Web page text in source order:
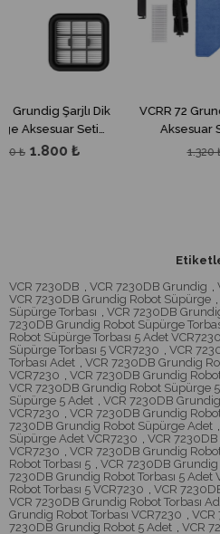
Dik
VCRR 72 Grundig Robot
Aksesuar Seti
VCR6230 / VCR4230)
1.200 ₺
VCR 7230DB , VCR 7230DB Grundig ,
VCR 7230DB Grundig Robot Süpürge ,
Süpürge Torbası , VCR 7230DB
7230DB Grundig Robot Süpürge
Robot Süpürge Torbası 5 Adet VCR7230
Süpürge Torbası 5 VCR7230 , VCR
Torbası Adet , VCR 7230DB Grundig
VCR7230 , VCR 7230DB Grundig
VCR 7230DB Grundig Robot Süpürge 5
Süpürge 5 Adet , VCR 7230DB
VCR7230 , VCR 7230DB Grundig
7230DB Grundig Robot Süpürge Adet ,
Süpürge Adet VCR7230 , VCR
VCR7230 , VCR 7230DB Grundig Robot
Robot Torbası 5 , VCR 7230DB Grundig
7230DB Grundig Robot Torbası 5 Adet
Robot Torbası 5 VCR7230 , VCR
VCR 7230DB Grundig Robot Torbası
Grundig Robot Torbası VCR7230 , VCR
7230DB Grundig Robot 5 Adet , VCR